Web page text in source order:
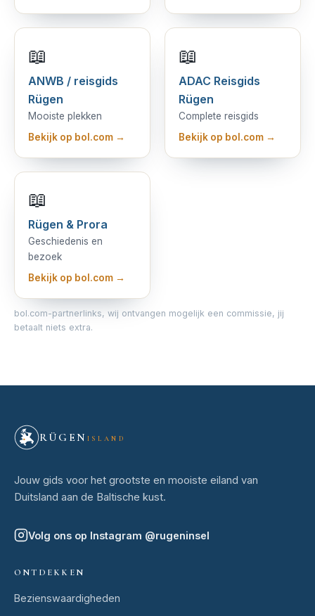
📖
ANWB / reisgids
Rügen
Mooiste plekken
Bekijk op bol.com →
📖
ADAC Reisgids
Rügen
Complete reisgids
Bekijk op bol.com →
📖
Rügen & Prora
Geschiedenis en
bezoek
Bekijk op bol.com →
bol.com-partnerlinks, wij ontvangen mogelijk een commissie, jij
betaalt niets extra.
RÜGEN ISLAND
Jouw gids voor het grootste en mooiste eiland van
Duitsland aan de Baltische kust.
Volg ons op Instagram @rugeninsel
ONTDEKKEN
Bezienswaardigheden